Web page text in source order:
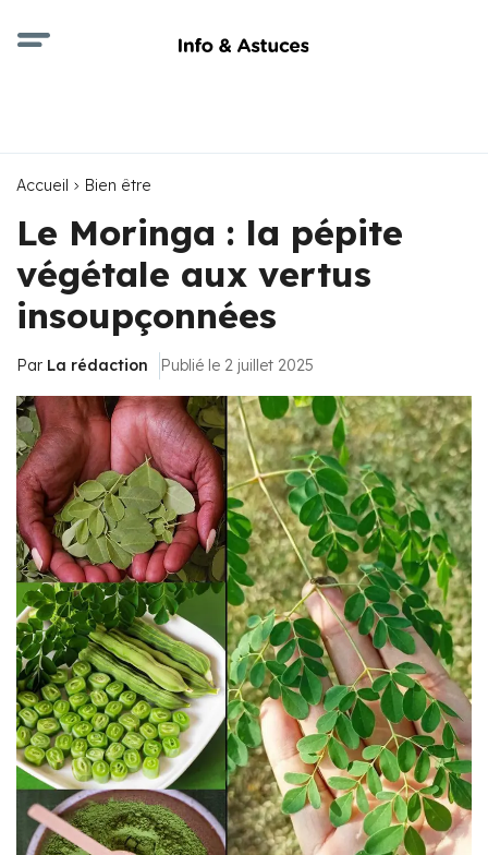
Accueil Bien être
Le Moringa : la pépite
végétale aux vertus
insoupçonnées
Par La rédaction Publié le 2 juillet 2025